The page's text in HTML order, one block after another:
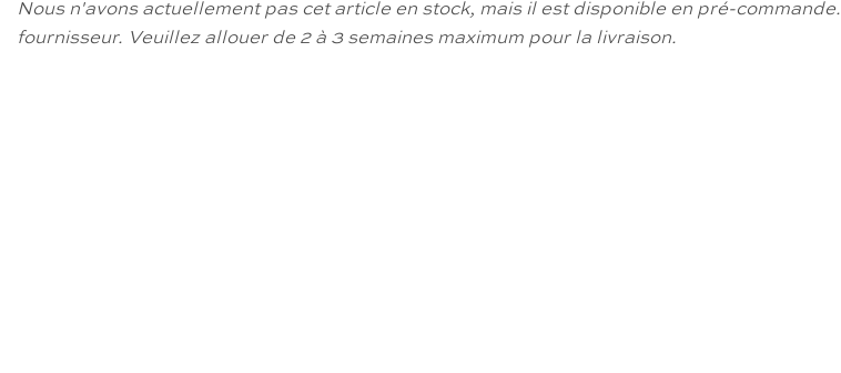
Nous n'avons actuellement pas cet article en stock, mais il est disponible en pré-commande.
fournisseur. Veuillez allouer de 2 à 3 semaines maximum pour la livraison.